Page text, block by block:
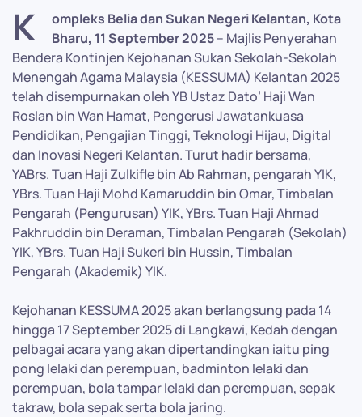
K
ompleks Belia dan Sukan Negeri Kelantan, Kota
Bharu, 11 September 2025– Majlis Penyerahan
Bendera Kontinjen Kejohanan Sukan Sekolah-Sekolah
Menengah Agama Malaysia (KESSUMA) Kelantan 2025
telah disempurnakan oleh YB Ustaz Dato’ Haji Wan
Roslan bin Wan Hamat, Pengerusi Jawatankuasa
Pendidikan, Pengajian Tinggi, Teknologi Hijau, Digital
dan Inovasi Negeri Kelantan. Turut hadir bersama,
YABrs. Tuan Haji Zulkifle bin Ab Rahman, pengarah YIK,
YBrs. Tuan Haji Mohd Kamaruddin bin Omar, Timbalan
Pengarah (Pengurusan) YIK, YBrs. Tuan Haji Ahmad
Pakhruddin bin Deraman, Timbalan Pengarah (Sekolah)
YIK, YBrs. Tuan Haji Sukeri bin Hussin, Timbalan
Pengarah (Akademik) YIK.
Kejohanan KESSUMA 2025 akan berlangsung pada 14
hingga 17 September 2025 di Langkawi, Kedah dengan
pelbagai acara yang akan dipertandingkan iaitu ping
pong lelaki dan perempuan, badminton lelaki dan
perempuan, bola tampar lelaki dan perempuan, sepak
takraw, bola sepak serta bola jaring.